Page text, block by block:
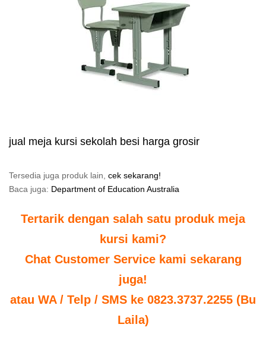
jual meja kursi sekolah besi harga grosir
Tersedia juga produk lain, cek sekarang!
Baca juga: Department of Education Australia
Tertarik dengan salah satu produk meja
kursi kami?
Chat Customer Service kami sekarang
juga!
atau WA / Telp / SMS ke 0823.3737.2255 (Bu
Laila)